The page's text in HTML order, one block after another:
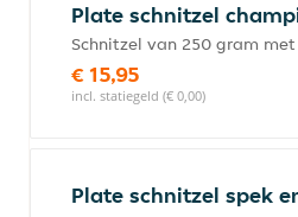
Plate schnitzel
Schnitzel van 250 gram
€ 15,95
incl. statiegeld (€ 0,00)
Plate schnitzel spek